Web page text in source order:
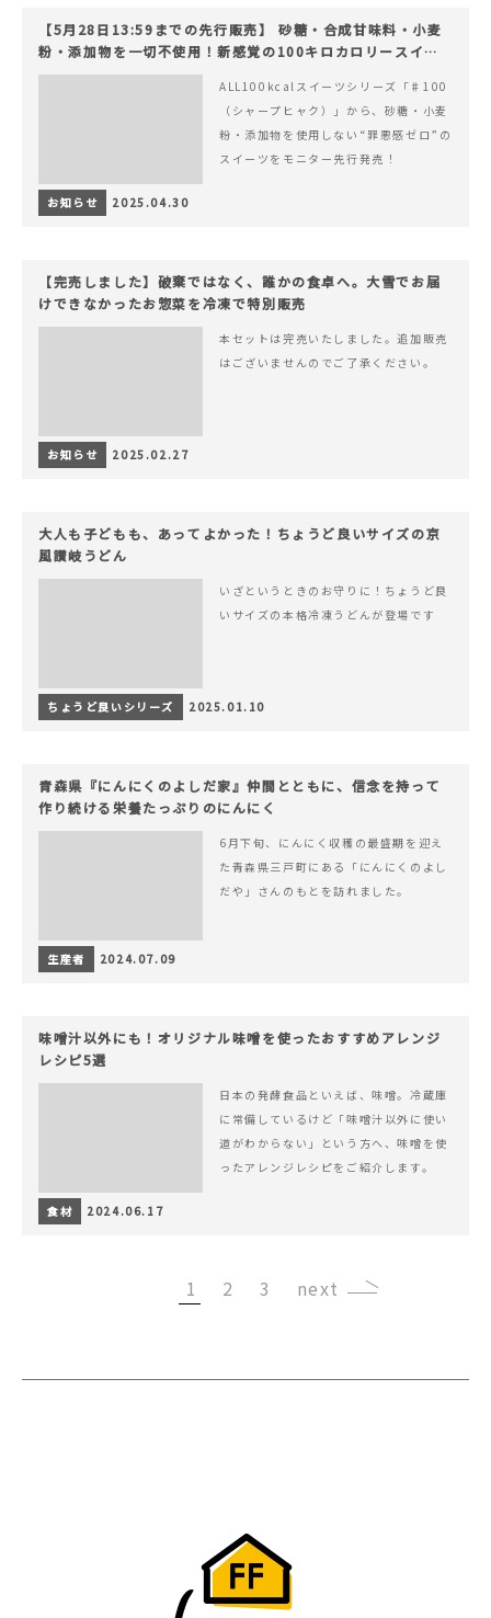
【5月28日13:59までの先行販売】 砂糖・合成甘味料・小麦
粉・添加物を一切不使用！新感覚の100キロカロリースイー
ツでヘルシーライフを。
ALL100kcalスイーツシリーズ「♯100
（シャープヒャク）」から、砂糖・小麦
粉・添加物を使用しない“罪悪感ゼロ”の
スイーツをモニター先行発売！
お知らせ 2025.04.30
【完売しました】破棄ではなく、誰かの食卓へ。大雪でお届
けできなかったお惣菜を冷凍で特別販売
本セットは完売いたしました。追加販売
はございませんのでご了承ください。
お知らせ 2025.02.27
大人も子どもも、あってよかった！ちょうど良いサイズの京
風讃岐うどん
いざというときのお守りに！ちょうど良
いサイズの本格冷凍うどんが登場です
ちょうど良いシリーズ 2025.01.10
青森県『にんにくのよしだ家』仲間とともに、信念を持って
作り続ける栄養たっぷりのにんにく
6月下旬、にんにく収穫の最盛期を迎え
た青森県三戸町にある「にんにくのよし
だや」さんのもとを訪れました。
生産者 2024.07.09
味噌汁以外にも！オリジナル味噌を使ったおすすめアレンジ
レシピ5選
日本の発酵食品といえば、味噌。冷蔵庫
に常備しているけど「味噌汁以外に使い
道がわからない」という方へ、味噌を使
ったアレンジレシピをご紹介します。
食材 2024.06.17
1 2 3 ›